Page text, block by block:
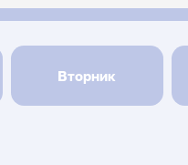
Вторник